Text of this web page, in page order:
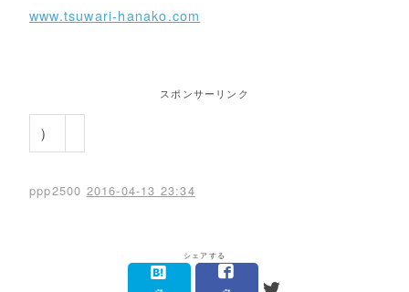
www.tsuwari-hanako.com
スポンサーリンク
）
ppp2500 2016-04-13 23:34
シェアする